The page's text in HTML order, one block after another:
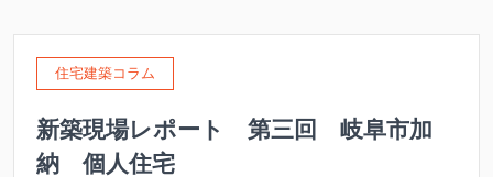
住宅建築コラム
新築現場レポート 第三回 岐阜市加
納 個人住宅